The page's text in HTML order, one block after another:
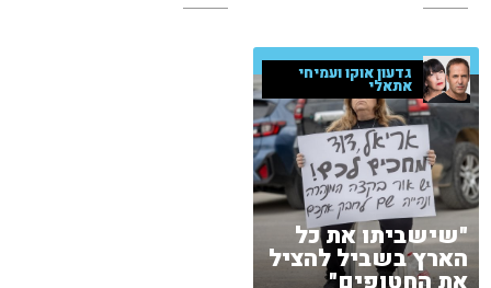
גדעון אוקו ועמיחי
אתאלי
"שישביתו את כל
הארץ בשביל להציל